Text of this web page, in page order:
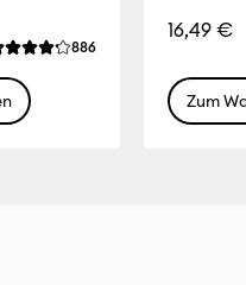
ist 4.2 von von 5.
durchschnittliche
886Reviews
16,49 €
Zum